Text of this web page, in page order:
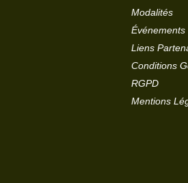
L´institut Tavistock des relations humaines.
Façonner le déclin moral, spirituel, culturel,
politique et économique des Etats-Unis d
NEUF habituellement en stock
Modalités
Événements
Liens
Conditions
RGPD
Mentions